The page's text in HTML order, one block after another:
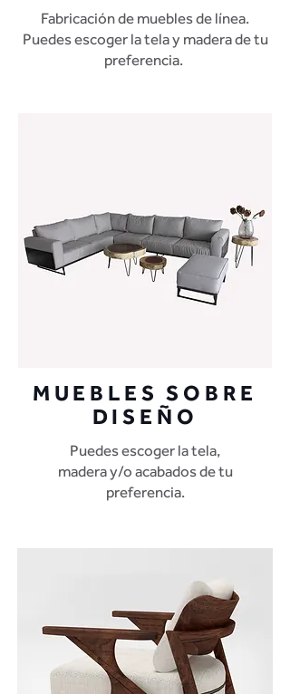
Fabricación de muebles de línea.
Puedes escoger la tela y madera de tu
preferencia.
MUEBLES SOBRE
DISEÑO
Puedes escoger la tela,
madera y/o acabados de tu
preferencia.